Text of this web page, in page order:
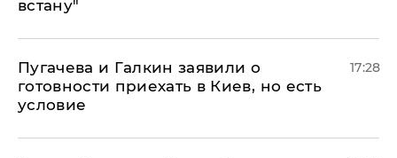
встану"
Пугачева и Галкин заявили о
готовности приехать в Киев, но есть
условие
17:28